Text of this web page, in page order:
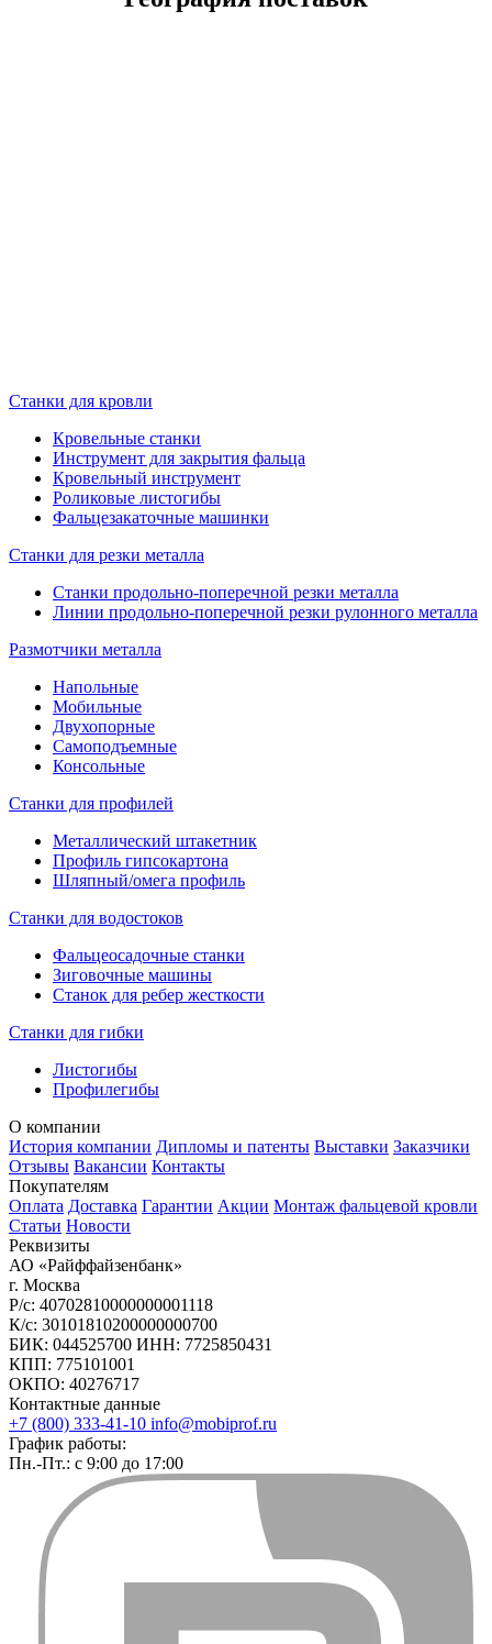
Станки для кровли
Кровельные станки
Инструмент для закрытия фальца
Кровельный инструмент
Роликовые листогибы
Фальцезакаточные машинки
Станки для резки металла
Станки продольно-поперечной резки металла
Линии продольно-поперечной резки рулонного металла
Размотчики металла
Напольные
Мобильные
Двухопорные
Самоподъемные
Консольные
Станки для профилей
Металлический штакетник
Профиль гипсокартона
Шляпный/омега профиль
Станки для водостоков
Фальцеосадочные станки
Зиговочные машины
Станок для ребер жесткости
Станки для гибки
Листогибы
Профилегибы
О компании
История компании Дипломы и патенты Выставки Заказчики
Отзывы Вакансии Контакты
Покупателям
Оплата Доставка Гарантии Акции Монтаж фальцевой кровли
Статьи Новости
Реквизиты
АО «Райффайзенбанк»
г. Москва
Р/с: 40702810000000001118
К/с: 30101810200000000700
БИК: 044525700 ИНН: 7725850431
КПП: 775101001
ОКПО: 40276717
Контактные данные
+7 (800) 333-41-10 info@mobiprof.ru
График работы:
Пн.-Пт.: с 9:00 до 17:00